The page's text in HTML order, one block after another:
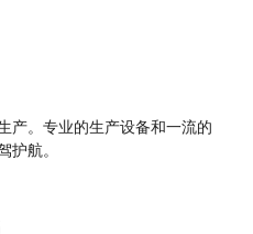
产。专业的生产设备和一流的
护航。